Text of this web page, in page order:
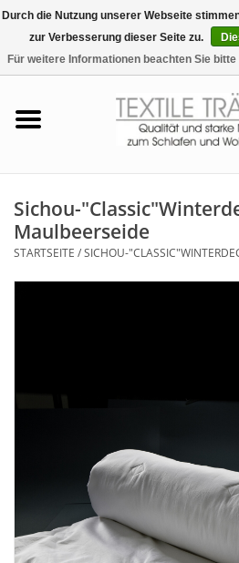
Tag & Nachtwäsche
Plaids, Decken, Kissen
Mode & Accessoires
Edles aus Cashmere
Sichou-
Maulbeerseide
STARTSEITE /SICHOU-
Durch die Nutzung unserer Webseite
zur Verbesserung dieser Seite zu.
Für weitere Informationen beachten Sie